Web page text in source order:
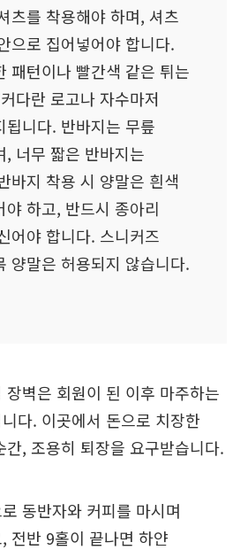
츠를 착용해야 하며, 셔츠
으로 집어넣어야 합니다.
패턴이나 빨간색 같은 튀는
다란 로고나 자수마저
됩니다. 반바지는 무릎
, 너무 짧은 반바지는
바지 착용 시 양말은 흰색
야 하고, 반드시 종아리
어야 합니다. 스니커즈
양말은 허용되지 않습니다.
장벽은 회원이 된 이후 마주하는
다. 이곳에서 돈으로 치장한
간, 조용히 퇴장을 요구받습니다.
동반자와 커피를 마시며
전반 9홀이 끝나면 하얀